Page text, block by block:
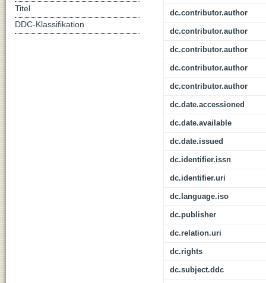
dc.contributor.author
dc.contributor.author
dc.contributor.author
dc.contributor.author
dc.contributor.author
dc.date.accessioned
dc.date.available
dc.date.issued
dc.identifier.issn
dc.identifier.uri
dc.language.iso
dc.publisher
dc.relation.uri
dc.rights
dc.subject.ddc
Titel
DDC-Klassifikation